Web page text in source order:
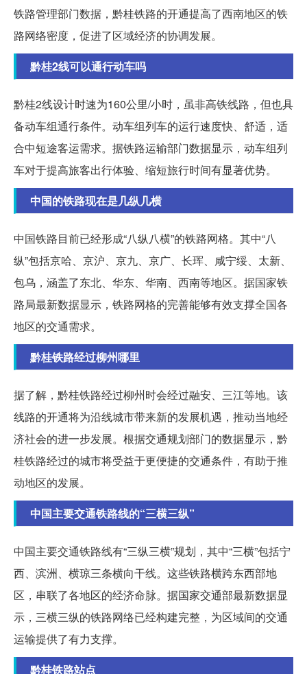
铁路管理部门数据，黔桂铁路的开通提高了西南地区的铁
路网络密度，促进了区域经济的协调发展。
黔桂2线可以通行动车吗
黔桂2线设计时速为160公里/小时，虽非高铁线路，但也具
备动车组通行条件。动车组列车的运行速度快、舒适，适
合中短途客运需求。据铁路运输部门数据显示，动车组列
车对于提高旅客出行体验、缩短旅行时间有显著优势。
中国的铁路现在是几纵几横
中国铁路目前已经形成“八纵八横”的铁路网格。其中“八
纵”包括京哈、京沪、京九、京广、长珲、咸宁绥、太新、
包乌，涵盖了东北、华东、华南、西南等地区。据国家铁
路局最新数据显示，铁路网格的完善能够有效支撑全国各
地区的交通需求。
黔桂铁路经过柳州哪里
据了解，黔桂铁路经过柳州时会经过融安、三江等地。该
线路的开通将为沿线城市带来新的发展机遇，推动当地经
济社会的进一步发展。根据交通规划部门的数据显示，黔
桂铁路经过的城市将受益于更便捷的交通条件，有助于推
动地区的发展。
中国主要交通铁路线的“三横三纵”
中国主要交通铁路线有“三纵三横”规划，其中“三横”包括宁
西、滨洲、横琼三条横向干线。这些铁路横跨东西部地
区，串联了各地区的经济命脉。据国家交通部最新数据显
示，三横三纵的铁路网络已经构建完整，为区域间的交通
运输提供了有力支撑。
黔桂铁路站点